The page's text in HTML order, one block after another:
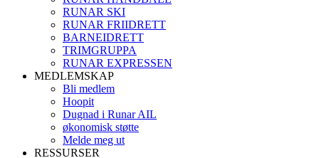
RUNAR SKI
RUNAR FRIIDRETT
BARNEIDRETT
TRIMGRUPPA
RUNAR EXPRESSEN
MEDLEMSKAP
Bli medlem
Hoopit
Dugnad i Runar AIL
økonomisk støtte
Melde meg ut
RESSURSER